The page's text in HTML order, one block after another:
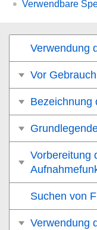
Verwendbare
Verwendung
Vor Gebrauch
Bezeichnung
Vorbereitung
Suchen von
Verwendung